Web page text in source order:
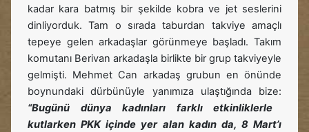
kadar kara batmış bir şekilde kobra ve jet seslerini
dinliyorduk. Tam o sırada taburdan takviye amaçlı
tepeye gelen arkadaşlar görünmeye başladı. Takım
komutanı Berivan arkadaşla birlikte bir grup takviyeyle
gelmişti. Mehmet Can arkadaş grubun en önünde
boynundaki dürbünüyle yanımıza ulaştığında bize:
“Bugünü dünya kadınları farklı etkinliklerle
kutlarken PKK içinde yer alan kadın da, 8 Mart’ı